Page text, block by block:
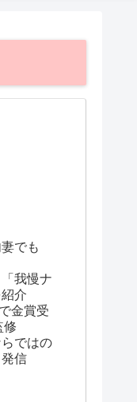
でも
我慢ナ
介
金賞受
修
ではの
信